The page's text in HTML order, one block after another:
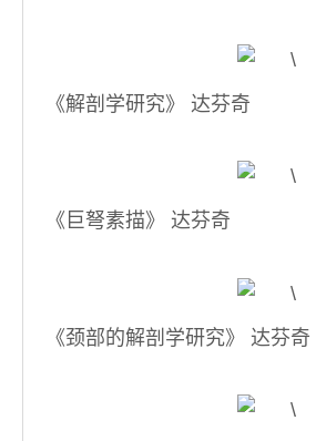
《解剖学研究》 达芬奇
《巨弩素描》 达芬奇
《颈部的解剖学研究》 达芬奇